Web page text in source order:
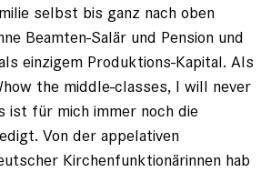
selbst bis ganz nach oben
Beamten-Salär und Pension und
einzigem Produktions-Kapital. Als
the middle-classes, I will never
ist für mich immer noch die
Von der appelativen
Kirchenfunktionärinnen hab